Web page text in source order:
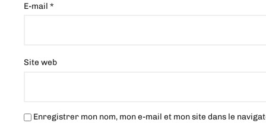
E-mail *
Site web
Enregistrer mon nom, mon e-mail et mon site dans le